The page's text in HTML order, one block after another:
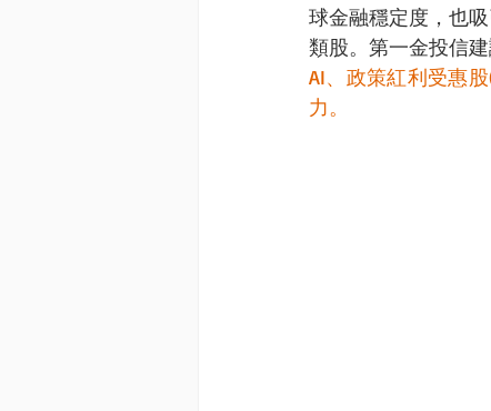
球金融穩定度，也
類股。第一金投信建
AI、政策紅利受惠
力。